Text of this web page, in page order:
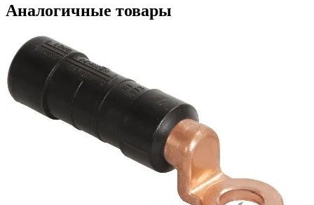
Аналогичные товары